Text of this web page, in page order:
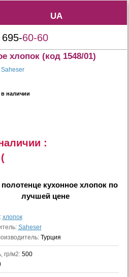
UA
UA
695-60-60
хлопок (код 1548/01)
наличии
:
(
полотенце кухонное хлопокпо
лучшей цене
хлопок
Saheser
Турция
гр/м2: 500